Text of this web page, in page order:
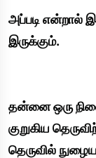
அப்படி என்றால்
இருக்கும்.
தன்னை ஒரு
குறுகிய
தெருவில்